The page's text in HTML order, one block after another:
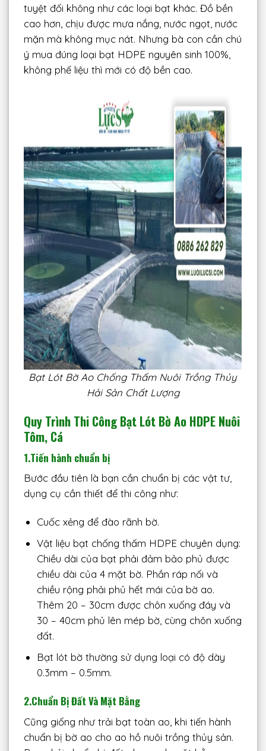
tuyệt đối không như các loại bạt khác. Đồ bền
cao hơn, chịu được mưa nắng, nước ngọt, nước
mặn mà không mục nát. Nhưng bà con cần chú
ý mua đúng loại bạt HDPE nguyên sinh 100%,
không phế liệu thì mới có độ bền cao.
Bạt Lót Bờ Ao Chống Thấm Nuôi Trồng Thủy
Hải Sản Chất Lượng
Quy Trình Thi Công Bạt Lót Bờ Ao HDPE Nuôi
Tôm, Cá
1.Tiến hành chuẩn bị
Bước đầu tiên là bạn cần chuẩn bị các vật tư,
dụng cụ cần thiết để thi công như:
Cuốc xẻng để đào rãnh bờ.
Vật liệu bạt chống thấm HDPE chuyên dụng:
Chiều dài của bạt phải đảm bảo phủ được
chiều dài của 4 mặt bờ. Phần ráp nối và
chiều rộng phải phủ hết mái của bờ ao.
Thêm 20 – 30cm được chôn xuống đáy và
30 – 40cm phủ lên mép bờ, cùng chôn xuống
đất.
Bạt lót bờ thường sử dụng loại có độ dày
0.3mm – 0.5mm.
2.Chuẩn Bị Đất Và Mặt Bằng
Cũng giống như trải bạt toàn ao, khi tiến hành
chuẩn bị bờ ao cho ao hồ nuôi trồng thủy sản.